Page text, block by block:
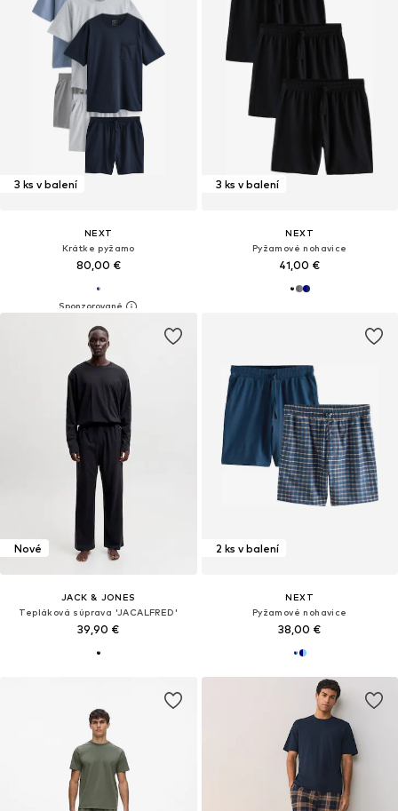
3 ks v balení
NEXT
Krátke pyžamo
80,00 €
3 ks v balení
NEXT
Pyžamové nohavice
41,00 €
Nové
JACK & JONES
Tepláková súprava 'JACALFRED'
39,90 €
2 ks v balení
NEXT
Pyžamové nohavice
38,00 €